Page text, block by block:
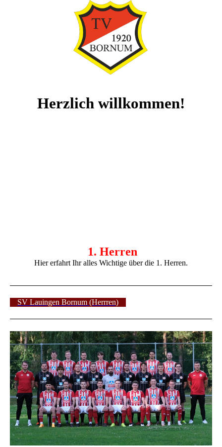
Herzlich willkommen!
1. Herren
Hier erfahrt Ihr alles Wichtige über die 1. Herren.
SV Lauingen Bornum (Herrren)